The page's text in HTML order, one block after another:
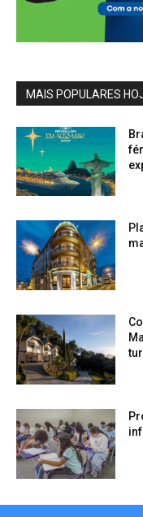
MAIS POPULARES